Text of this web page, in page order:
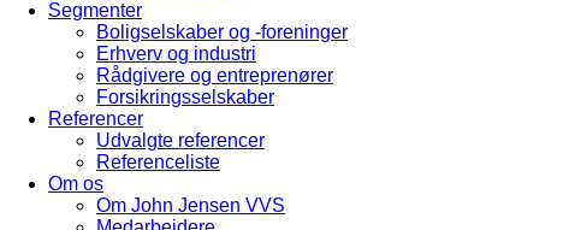
Segmenter
Boligselskaber og -foreninger
Erhverv og industri
Rådgivere og entreprenører
Forsikringsselskaber
Referencer
Udvalgte referencer
Referenceliste
Om os
Om John Jensen VVS